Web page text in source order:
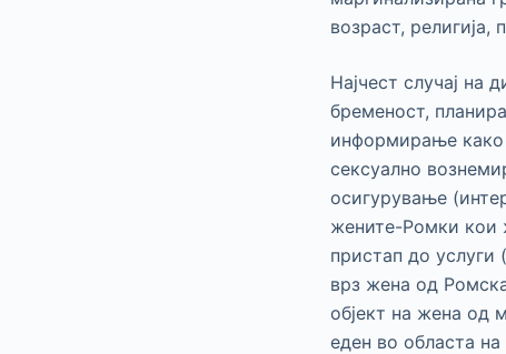
возраст, религија,
Најчест случај на
бременост,
информирање како
сексуално
осигурување
жените-Ромки кои
пристап до
врз жена од
објект на жена од
еден во областа